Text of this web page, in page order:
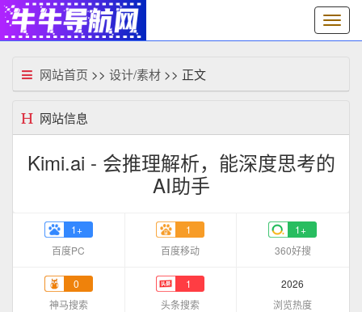
切
换
网站首页 >>设计/素材 >> 正文
网站信息
Kimi.ai - 会推理解析，能深度思考的
AI助手
1+
百度PC
1
百度移动
1+
360好搜
0
神马搜索
1
头条搜索
2026
浏览热度